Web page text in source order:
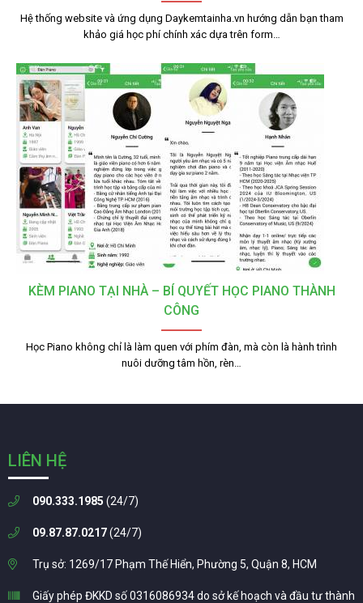
Hệ thống website và ứng dụng Daykemtainha.vn hướng dẫn bạn tham
khảo giá học phí chính xác dựa trên form…
KÈM PIANO TẠI NHÀ – BÍ QUYẾT HỌC PIANO THÀNH
CÔNG
Học Piano không chỉ là làm quen với phím đàn, mà còn là hành trình
nuôi dưỡng tâm hồn, rèn…
LIÊN HỆ
090.333.1985 (24/7)
09.87.87.0217(24/7)
Trụ sở: 1269/17 Phạm Thế Hiển, Phường 5, Quận 8, HCM
Giấy phép ĐKKD số 0316086934 do sở kế hoạch và đầu tư thành